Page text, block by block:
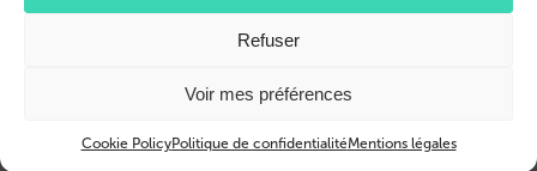
Refuser
Voir mes préférences
Cookie PolicyPolitique de confidentialitéMentions légales
déposées aux États-Unis et dans d'autres pays et régions.